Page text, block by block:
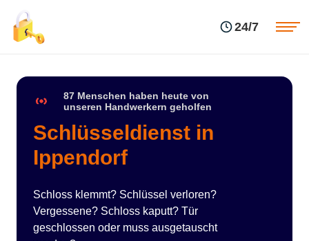
24/7
87 Menschen haben heute von
unseren Handwerkern geholfen
Schlüsseldienst in
Ippendorf
Schloss klemmt? Schlüssel verloren?
Vergessene? Schloss kaputt? Tür
geschlossen oder muss ausgetauscht